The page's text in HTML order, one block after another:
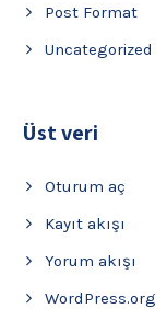
Post Format
Uncategorized
Üst veri
Oturum aç
Kayıt akışı
Yorum akışı
WordPress.org